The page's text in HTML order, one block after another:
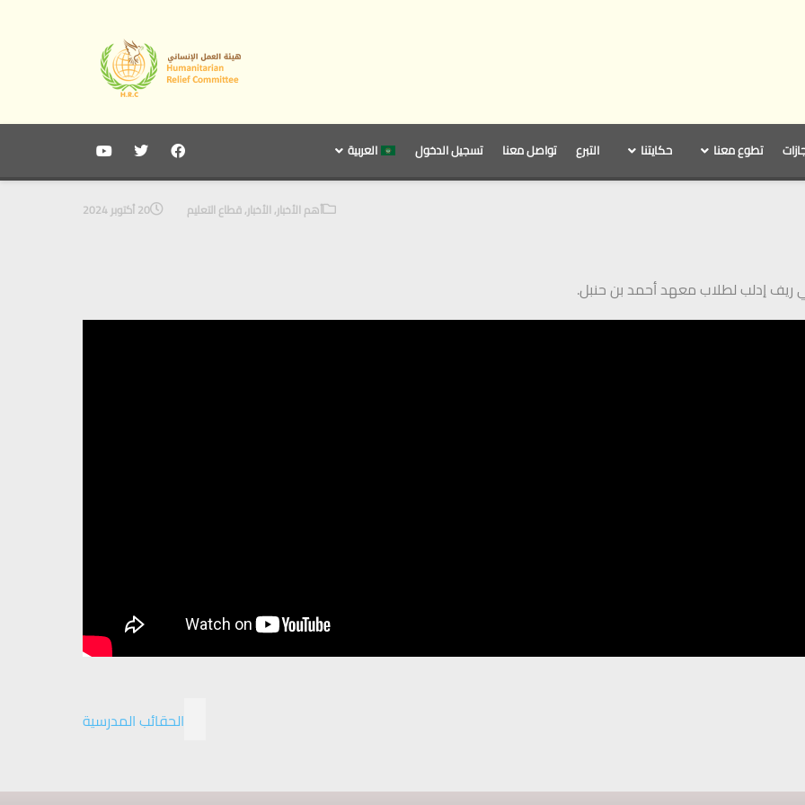
تطوع معنا حكايتنا التبرع تواصل معنا تسجيل الدخول العربية
20 أكتوبر 2024 أهم الأخبار,الأخبار,قطاع التعليم
ريف إدلب لطلاب معهد أحمد بن حنبل.
الحقائب المدرسية